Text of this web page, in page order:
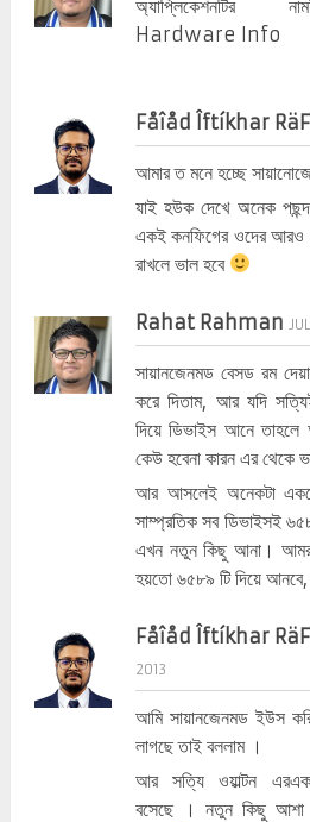
Hardware Info
Fåîåd Îftíkhar
আমার ত মনে হচ্ছে
যাই হউক দেখে অনেক
একই কনফিগের ওদের
রাখলে ভাল হবে
Rahat Rahman
সায়ানজেনমড বেসড রম
করে দিতাম, আর যদি
দিয়ে ডিভাইস আনে
কেউ হবেনা কারন এর থেকে
আর আসলেই অনেকটা
সাম্প্রতিক সব ডিভাইসই
এখন নতুন কিছু আনা।
হয়তো ৬৫৮৯ টি দিয়ে আনবে,
Fåîåd Îftíkhar
2013
আমি সায়ানজেনমড ইউস
লাগছে তাই বললাম ।
আর সত্যি ওয়াল্টন
বসেছে । নতুন কিছু আশা